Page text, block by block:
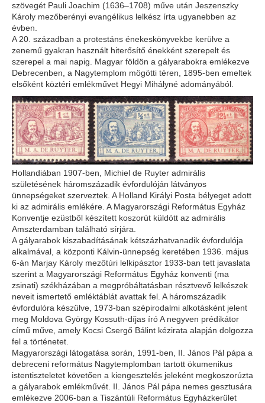
szövegét Pauli Joachim (1636–1708) műve után Jeszenszky
Károly mezőberényi evangélikus lelkész írta ugyanebben az
évben.
A 20. században a protestáns énekeskönyvekbe kerülve a
zenemű gyakran használt hiterősítő énekként szerepelt és
szerepel a mai napig. Magyar földön a gályarabokra emlékezve
Debrecenben, a Nagytemplom mögötti téren, 1895-ben emeltek
elsőként köztéri emlékművet Hegyi Mihályné adományából.
Hollandiában 1907-ben, Michiel de Ruyter admirális
születésének háromszázadik évfordulóján látványos
ünnepségeket szerveztek. A Holland Királyi Posta bélyeget adott
ki az admirális emlékére. A Magyarországi Református Egyház
Konventje ezüstből készített koszorút küldött az admirális
Amszterdamban található sírjára.
A gályarabok kiszabadításának kétszázhatvanadik évfordulója
alkalmával, a központi Kálvin-ünnepség keretében 1936. május
6-án Marjay Károly mezőtúri lelkipásztor 1933-ban tett javaslata
szerint a Magyarországi Református Egyház konventi (ma
zsinati) székházában a megpróbáltatásban résztvevő lelkészek
neveit ismertető emléktáblát avattak fel. A háromszázadik
évfordulóra készülve, 1973-ban szépirodalmi alkotásként jelent
meg Moldova György Kossuth-díjas író A negyven prédikátor
című műve, amely Kocsi Csergő Bálint kézirata alapján dolgozza
fel a történetet.
Magyarországi látogatása során, 1991-ben, II. János Pál pápa a
debreceni református Nagytemplomban tartott ökumenikus
istentiszteletet követően a kiengesztelés jeleként megkoszorúzta
a gályarabok emlékművét. II. János Pál pápa nemes gesztusára
emlékezve 2006-ban a Tiszántúli Református Egyházkerület